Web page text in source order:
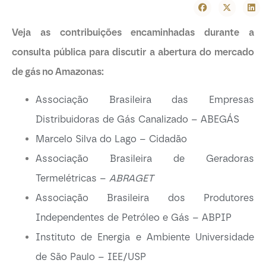
Veja as contribuições encaminhadas durante a
consulta pública para discutir a abertura do mercado
de gás no Amazonas:
Associação Brasileira das Empresas
Distribuidoras de Gás Canalizado – ABEGÁS
Marcelo Silva do Lago – Cidadão
Associação Brasileira de Geradoras
Termelétricas – ABRAGET
Associação Brasileira dos Produtores
Independentes de Petróleo e Gás – ABPIP
Instituto de Energia e Ambiente Universidade
de São Paulo – IEE/USP